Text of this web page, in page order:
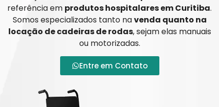
referência em produtos hospitalares em Curitiba.
Somos especializados tanto navenda quanto na
locação de cadeiras de rodas, sejam elas manuais
ou motorizadas.
Entre em Contato